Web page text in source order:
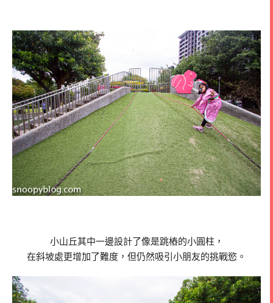
小山丘其中一邊設計了像是跳樁的小圓柱，
在斜坡處更增加了難度，但仍然吸引小朋友的挑戰慾。